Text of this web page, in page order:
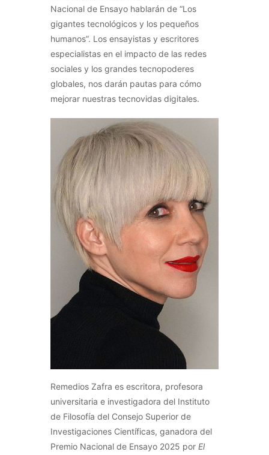
Nacional de Ensayo hablarán de “Los
gigantes tecnológicos y los pequeños
humanos”. Los ensayistas y escritores
especialistas en el impacto de las redes
sociales y los grandes tecnopoderes
globales, nos darán pautas para cómo
mejorar nuestras tecnovidas digitales.
Remedios Zafra es escritora, profesora
universitaria e investigadora del Instituto
de Filosofía del Consejo Superior de
Investigaciones Científicas, ganadora del
Premio Nacional de Ensayo 2025 por El